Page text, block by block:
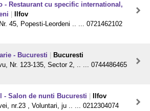
- Restaurant cu specific international,
Ilfov
45, Popesti-Leordeni .. ... 0721462102
- Bucuresti
Bucuresti
Nr. 123-135, Sector 2, .. ... 0744486465
- Salon de nunti Bucuresti
Ilfov
nr.23 , Voluntari, ju .. ... 0212304074